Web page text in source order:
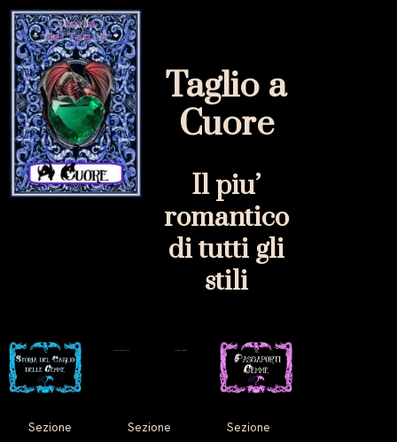
Taglio a
Cuore
Il piu’
romantico
di tutti gli
stili
Sezione Sezione Sezione